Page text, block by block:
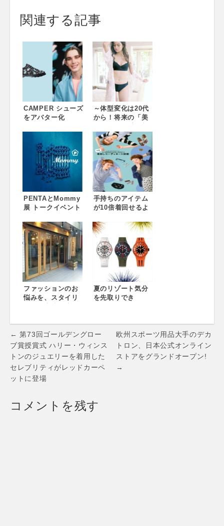
関連する記事
CAMPER シューズ
をアバター化
～体型変化は20代
から！将来の「美
れる～誰でも手軽
に始められる本格
的補正下着『バス
トを形状記憶ブラ
ジャー』発売 開発
期間２年以上！
「手に届きやすい
お値段」の本格的
補正下着
PENTAとMommy
展 トークイベント
sat 18:00-
20:00（※PENTA
とMommy展は
12/2（水）～12/8
日（火）まで）
手持ちのアイテム
が10倍着回せるよ
市場の人気アパレ
ル店「イーザッカ
マニアストアー
ズ」によるコーデ
ィネート図鑑、発
刊 ～抽選でスタイ
リストによる直接
カウンセリングも
～
ファッションのお
悩みを、スタイリ
ービス「zootie
styling lab」を東
京・渋谷にて開始
～楽天市場レディ
ースファッション
ジャンル大賞 3年
連続受賞の実力店
夏のリゾート気分
を先取りでき
チ・スクーバ・リ
ブレ)” 6月15日復
活！海を愛するす
ライン合計9モデル
を展開
Post
navigation
← 第73回ゴールデングロー
ブ賞授賞式 ハリー・ウィンス
トンのジュエリーを着用した
セレブリティがレッドカーペ
ットに登場
欧州スポーツ用品大手のデカ
トロン、日本公式オンライン
ストアをグランドオープン!
→
コメントを残す